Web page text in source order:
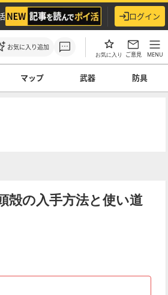
ログイン
お気に入り追加
お気に入り ご意見 MENU
マップ 武器 防具
殻の入手方法と使い道